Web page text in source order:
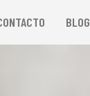
BLOG